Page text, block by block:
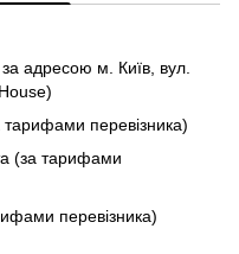
адресою м. Київ, вул.
перевізника)
(за тарифами
перевізника)